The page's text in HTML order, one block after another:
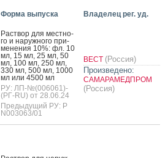
Форма выпуска Владелец рег. уд.
Рас­твор для мес­тно­
го и на­руж­но­го при­
мене­ния 10%: фл. 10
мл, 15 мл, 25 мл, 50
мл, 100 мл, 250 мл,
330 мл, 500 мл, 1000
мл или 4500 мл
РУ: ЛП-№(006061)-
(РГ-RU) от 28.06.24
Предыдущий РУ: Р
N003063/01
ВЕСТ (Россия)
Произведено:
САМАРАМЕДПРОМ
(Россия)